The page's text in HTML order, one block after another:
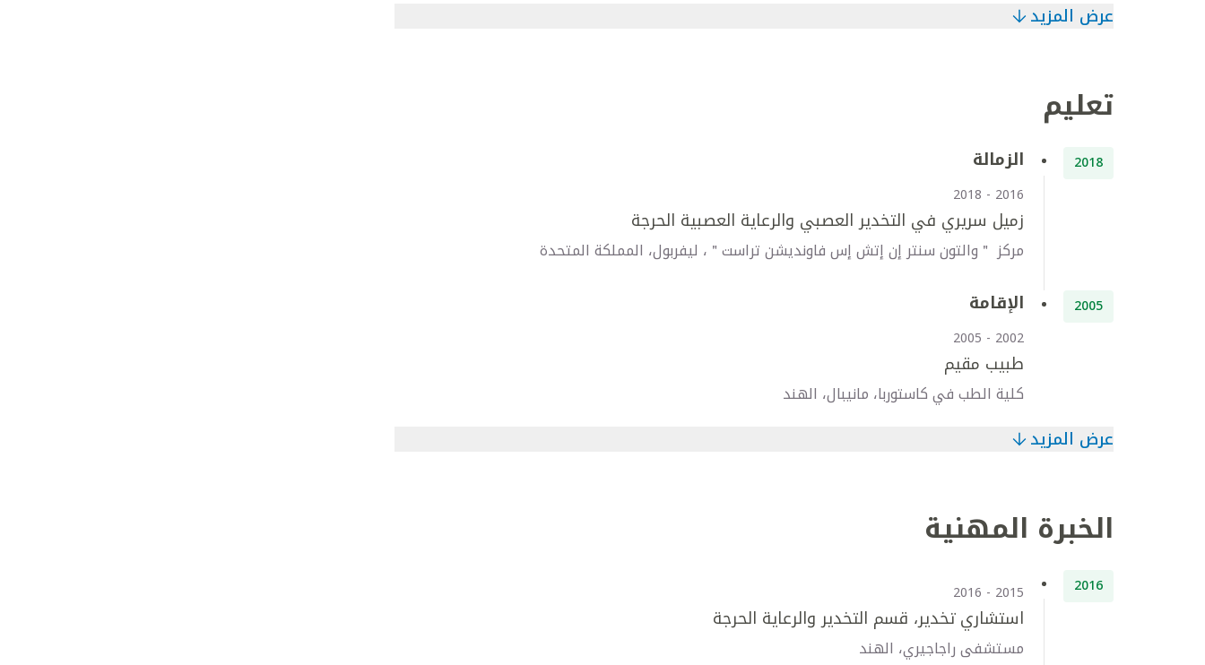
عرض المزيد
تعليم
2018 الزمالة
2016 - 2018
زميل سريري في التخدير العصبي والرعاية العصبية الحرجة
مركز ＂والتون سنتر إن إتش إس فاونديشن تراست＂، ليفربول، المملكة المتحدة
2005 الإقامة
2002 - 2005
طبيب مقيم
كلية الطب في كاستوربا، مانيبال، الهند
عرض المزيد
الخبرة المهنية
2016
2015 - 2016
استشاري تخدير، قسم التخدير والرعاية الحرجة
مستشفى راجاجيري، الهند